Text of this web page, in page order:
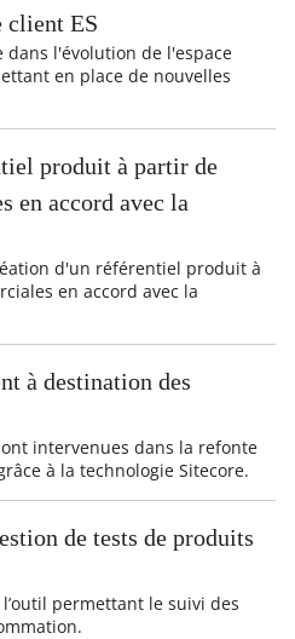
client ES
l'évolution de l'espace
en place de nouvelles
produit à partir de
en accord avec la
d'un référentiel produit à
en accord avec la
à destination des
intervenues dans la refonte
à la technologie Sitecore.
de tests de produits
l’outil permettant le suivi des